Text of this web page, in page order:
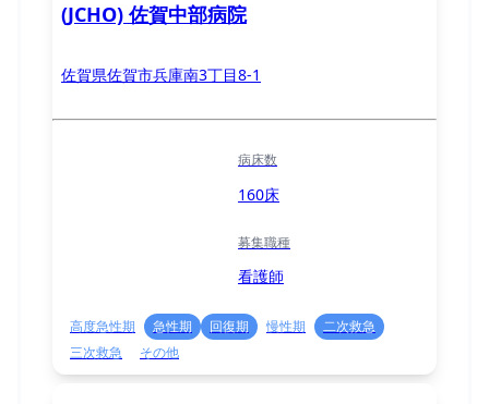
(JCHO) 佐賀中部病院
佐賀県佐賀市兵庫南3丁目8-1
病床数
160床
募集職種
看護師
高度急性期 急性期 回復期 慢性期
二次救急
三次救急
その他